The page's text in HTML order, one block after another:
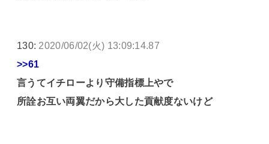
130: 2020/06/02(火) 13:09:14.87
>>61
言うてイチローより守備指標上やで
所詮お互い両翼だから大した貢献度ないけど